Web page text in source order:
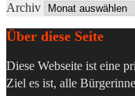
Archiv
Über diese Seite
Diese Webseite ist eine
Ziel es ist, alle